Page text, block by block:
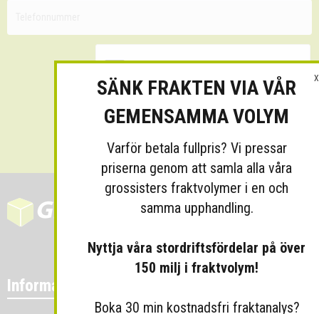
Skicka
Information
X
SÄNK FRAKTEN VIA VÅR
GEMENSAMMA VOLYM
Varför betala fullpris? Vi pressar
priserna genom att samla alla våra
grossisters fraktvolymer i en och
samma upphandling.
Nyttja våra stordriftsfördelar på över
150 milj i fraktvolym!
Boka 30 min kostnadsfri fraktanalys?